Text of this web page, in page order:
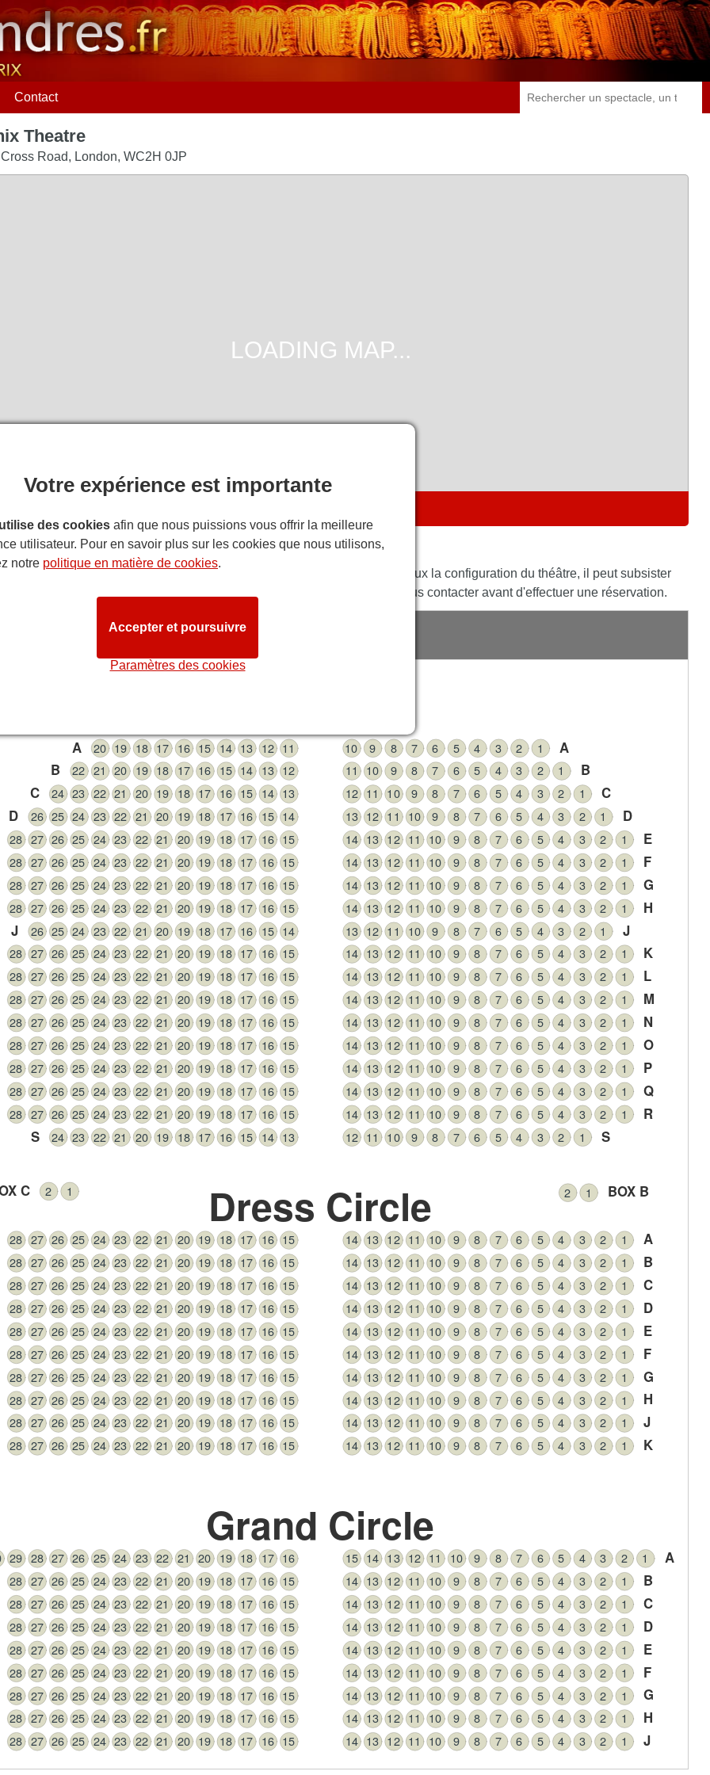
Contact
Theatre
Road, London,WC2H 0JP
salle du Phoenix Theatre
: nous faisons de notre mieux pour que notre plan de salle reflète au mieux la configuration du théâtre, il peut subsister
différences. Les clients ayant des besoins spécifiques sont invités à nous contacter avant d'effectuer une réservation.
1
2
3
4
5
6
7
8
9
10
11
12
13
14
15
16
17
18
19
20
A A
1
2
3
4
5
6
7
8
9
10
11
12
13
14
15
16
17
18
19
20
21
22
B B
1
2
3
4
5
6
7
8
9
10
11
12
13
14
15
16
17
18
19
20
21
22
23
24
C C
1
2
3
4
5
6
7
8
9
10
11
12
13
14
15
16
17
18
19
20
21
22
23
24
25
26
D D
1
2
3
4
5
6
7
8
9
10
11
12
13
14
15
16
17
18
19
20
21
22
23
24
25
26
27
28 E
1
2
3
4
5
6
7
8
9
10
11
12
13
14
15
16
17
18
19
20
21
22
23
24
25
26
27
28 F
1
2
3
4
5
6
7
8
9
10
11
12
13
14
15
16
17
18
19
20
21
22
23
24
25
26
27
28 G
1
2
3
4
5
6
7
8
9
10
11
12
13
14
15
16
17
18
19
20
21
22
23
24
25
26
27
28 H
1
2
3
4
5
6
7
8
9
10
11
12
13
14
15
16
17
18
19
20
21
22
23
24
25
26
J J
1
2
3
4
5
6
7
8
9
10
11
12
13
14
15
16
17
18
19
20
21
22
23
24
25
26
27
28 K
1
2
3
4
5
6
7
8
9
10
11
12
13
14
15
16
17
18
19
20
21
22
23
24
25
26
27
28 L
1
2
3
4
5
6
7
8
9
10
11
12
13
14
15
16
17
18
19
20
21
22
23
24
25
26
27
28 M
1
2
3
4
5
6
7
8
9
10
11
12
13
14
15
16
17
18
19
20
21
22
23
24
25
26
27
28 N
1
2
3
4
5
6
7
8
9
10
11
12
13
14
15
16
17
18
19
20
21
22
23
24
25
26
27
28 O
1
2
3
4
5
6
7
8
9
10
11
12
13
14
15
16
17
18
19
20
21
22
23
24
25
26
27
28 P
1
2
3
4
5
6
7
8
9
10
11
12
13
14
15
16
17
18
19
20
21
22
23
24
25
26
27
28 Q
1
2
3
4
5
6
7
8
9
10
11
12
13
14
15
16
17
18
19
20
21
22
23
24
25
26
27
28 R
1
2
3
4
5
6
7
8
9
10
11
12
13
14
15
16
17
18
19
20
21
22
23
24
S S
Dress Circle
1
2
3
4
5
6
7
8
9
10
11
12
13
14
15
16
17
18
19
20
21
22
23
24
25
26
27
28 A
1
2
3
4
5
6
7
8
9
10
11
12
13
14
15
16
17
18
19
20
21
22
23
24
25
26
27
28 B
1
2
3
4
5
6
7
8
9
10
11
12
13
14
15
16
17
18
19
20
21
22
23
24
25
26
27
28 C
1
2
3
4
5
6
7
8
9
10
11
12
13
14
15
16
17
18
19
20
21
22
23
24
25
26
27
28 D
1
2
3
4
5
6
7
8
9
10
11
12
13
14
15
16
17
18
19
20
21
22
23
24
25
26
27
28 E
1
2
3
4
5
6
7
8
9
10
11
12
13
14
15
16
17
18
19
20
21
22
23
24
25
26
27
28 F
1
2
3
4
5
6
7
8
9
10
11
12
13
14
15
16
17
18
19
20
21
22
23
24
25
26
27
28 G
1
2
3
4
5
6
7
8
9
10
11
12
13
14
15
16
17
18
19
20
21
22
23
24
25
26
27
28 H
1
2
3
4
5
6
7
8
9
10
11
12
13
14
15
16
17
18
19
20
21
22
23
24
25
26
27
28 J
1
2
3
4
5
6
7
8
9
10
11
12
13
14
15
16
17
18
19
20
21
22
23
24
25
26
27
28 K
Grand Circle
1
2
3
4
5
6
7
8
9
10
11
12
13
14
15
16
17
18
19
20
21
22
23
24
25
26
27
28
29 A
1
2
3
4
5
6
7
8
9
10
11
12
13
14
15
16
17
18
19
20
21
22
23
24
25
26
27
28 B
1
2
3
4
5
6
7
8
9
10
11
12
13
14
15
16
17
18
19
20
21
22
23
24
25
26
27
28 C
1
2
3
4
5
6
7
8
9
10
11
12
13
14
15
16
17
18
19
20
21
22
23
24
25
26
27
28 D
1
2
3
4
5
6
7
8
9
10
11
12
13
14
15
16
17
18
19
20
21
22
23
24
25
26
27
28 E
1
2
3
4
5
6
7
8
9
10
11
12
13
14
15
16
17
18
19
20
21
22
23
24
25
26
27
28 F
1
2
3
4
5
6
7
8
9
10
11
12
13
14
15
16
17
18
19
20
21
22
23
24
25
26
27
28 G
1
2
3
4
5
6
7
8
9
10
11
12
13
14
15
16
17
18
19
20
21
22
23
24
25
26
27
28 H
1
2
3
4
5
6
7
8
9
10
11
12
13
14
15
16
17
18
19
20
21
22
23
24
25
26
27
28 J
1
2 BOX B
1
2
C
Votre expérience est importante
des cookies afin que nous puissions vous offrir la meilleure
utilisateur. Pour en savoir plus sur les cookies que nous utilisons,
notre politique en matière de cookies.
Paramètres des cookies
Accepter et poursuivre